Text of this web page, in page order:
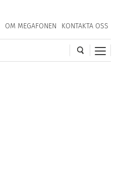
OM MEGAFONEN KONTAKTA OSS